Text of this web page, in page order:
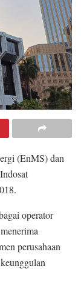
(EnMS) dan
operator
perusahaan